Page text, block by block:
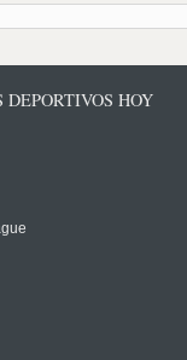
DEPORTIVOS HOY